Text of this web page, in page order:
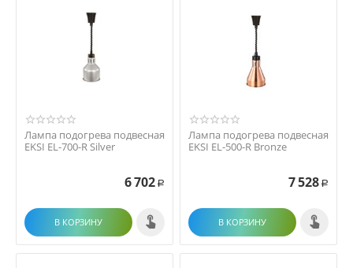
Лампа подогрева подвесная
EKSI EL-700-R Silver
6 702 Р
В КОРЗИНУ
Лампа подогрева подвесная
EKSI EL-500-R Bronze
7 528 Р
В КОРЗИНУ